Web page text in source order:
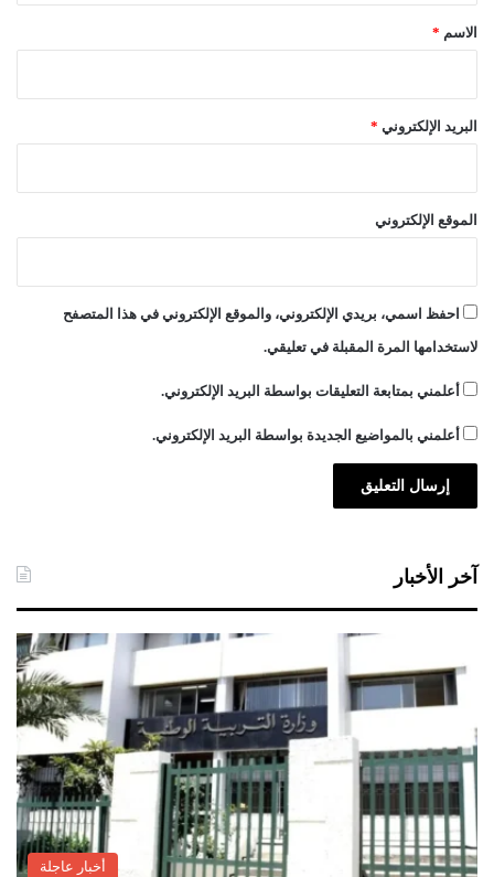
*
الاسم *
البريد الإلكتروني *
الموقع الإلكتروني
احفظ اسمي، بريدي الإلكتروني، والموقع الإلكتروني في هذا المتصفح
لاستخدامها المرة المقبلة في تعليقي.
أعلمني بمتابعة التعليقات بواسطة البريد الإلكتروني.
أعلمني بالمواضيع الجديدة بواسطة البريد الإلكتروني.
آخر الأخبار
أخبار عاجلة